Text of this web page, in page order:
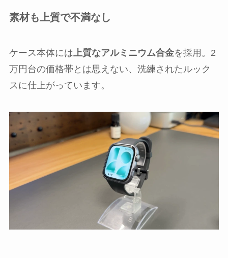
素材も上質で不満なし
ケース本体には 上質なアルミニウム合金を採用。2
万円台の価格帯とは思えない、洗練されたルック
スに仕上がっています。